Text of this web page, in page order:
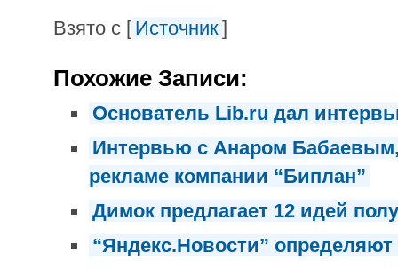
Взято с [ Источник]
Похожие Записи:
Основатель Lib.ru дал
Интервью с Анаром
рекламе компании “Биплан”
Димок предлагает 12 идей
“Яндекс.Новости”